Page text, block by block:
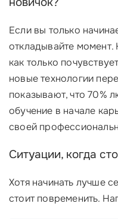
Если вы только
откладывайте момент.
как только
новые технологии
показывают, что 70%
обучение в начале
своей
Ситуации, когда
Хотя начинать лучше
стоит повременить.